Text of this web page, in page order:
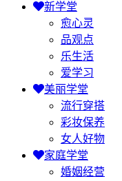
新学堂
愈心灵
品观点
乐生活
爱学习
美丽学堂
流行穿搭
彩妆保养
女人好物
家庭学堂
婚姻经营